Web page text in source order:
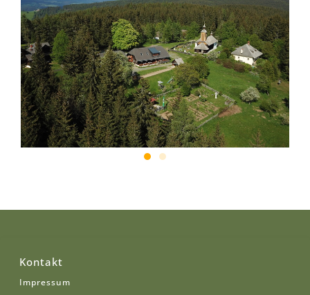
Kontakt
Impressum